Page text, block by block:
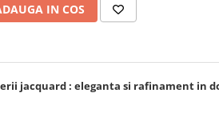
IN COS
jacquard : eleganta si rafinament in